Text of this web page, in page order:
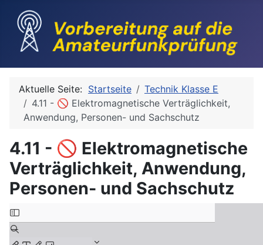
Aktuelle Seite: Startseite
Technik Klasse E
4.11 - 🚫 Elektromagnetische Verträglichkeit,
Anwendung, Personen- und Sachschutz
4.11 - 🚫 Elektromagnetische
Verträglichkeit, Anwendung,
Personen- und Sachschutz